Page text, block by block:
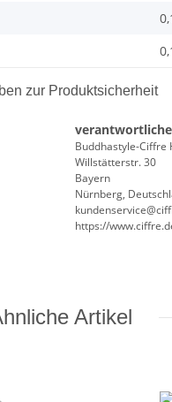
zur Produktsicherheit
Buddhastyle-Ciffre
Willstätterstr. 30
Bayern
Nürnberg,
https://
Artikel